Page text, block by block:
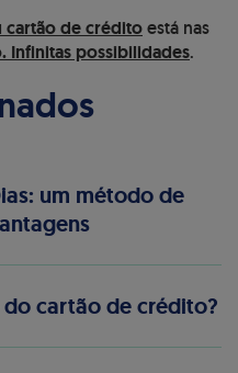
cartão de créditoestá nas
Infinitas possibilidades.
um método de
cartão de crédito?